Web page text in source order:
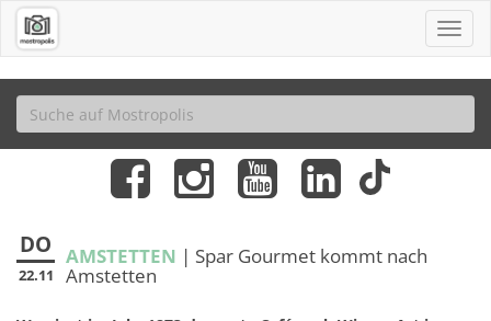
DO
22.11
AMSTETTEN | Spar Gourmet kommt nach
Amstetten